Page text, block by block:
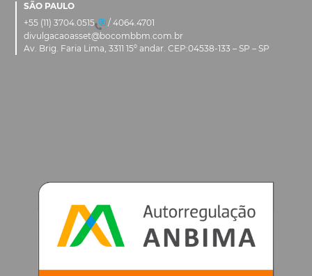
Setembro/23
Agosto/23
Abril/23
Março/23
SÃO PAULO
+55 (11) 3704.0515
/ 4064.4701
divulgacaoasset@bocombbm.com.br
Av. Brig. Faria Lima, 3311 15º andar. CEP:04538-133 – SP – SP